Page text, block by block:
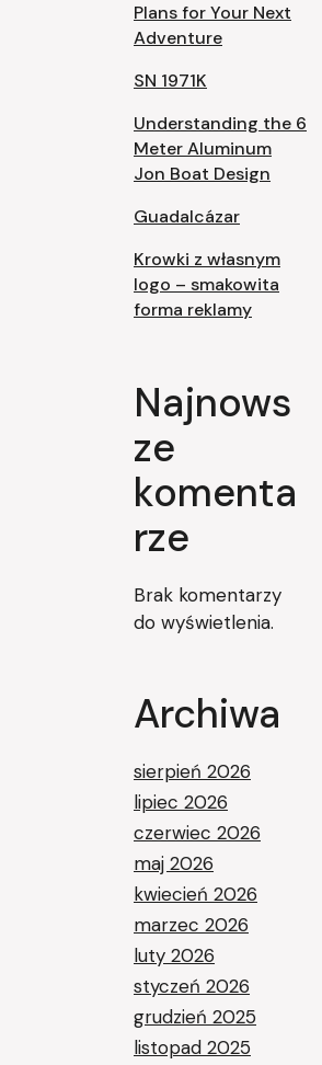
Plans for Your Next
Adventure
SN 1971K
Understanding the 6
Meter Aluminum
Jon Boat Design
Guadalcázar
Krowki z własnym
logo – smakowita
forma reklamy
Najnows
ze
komenta
rze
Brak komentarzy
do wyświetlenia.
Archiwa
sierpień 2026
lipiec 2026
czerwiec 2026
maj 2026
kwiecień 2026
marzec 2026
luty 2026
styczeń 2026
grudzień 2025
listopad 2025